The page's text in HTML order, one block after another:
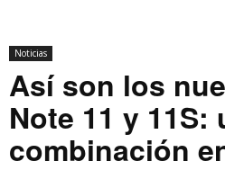
Noticias
Así son los
Note 11 y 11S:
combinación